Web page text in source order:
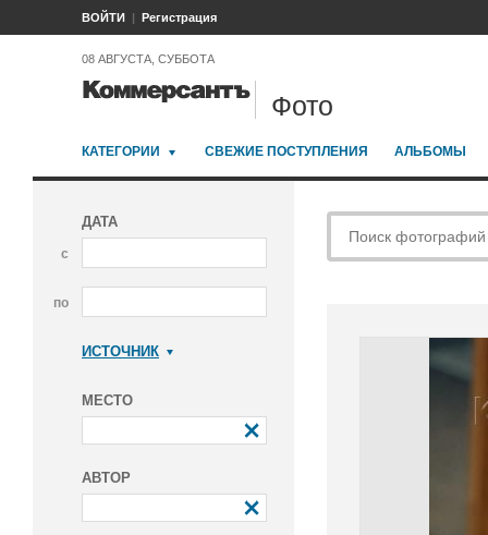
ВОЙТИ Регистрация
08 АВГУСТА, СУББОТА
Фото
КАТЕГОРИИ СВЕЖИЕ ПОСТУПЛЕНИЯ АЛЬБОМЫ
ДАТА
с
по
ИСТОЧНИК
МЕСТО
АВТОР